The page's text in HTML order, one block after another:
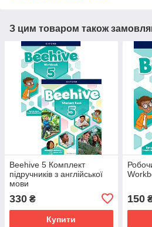
З цим товаром також
Beehive 5 Комплект
підручників з англійської
мови
330 ₴
Купити
150